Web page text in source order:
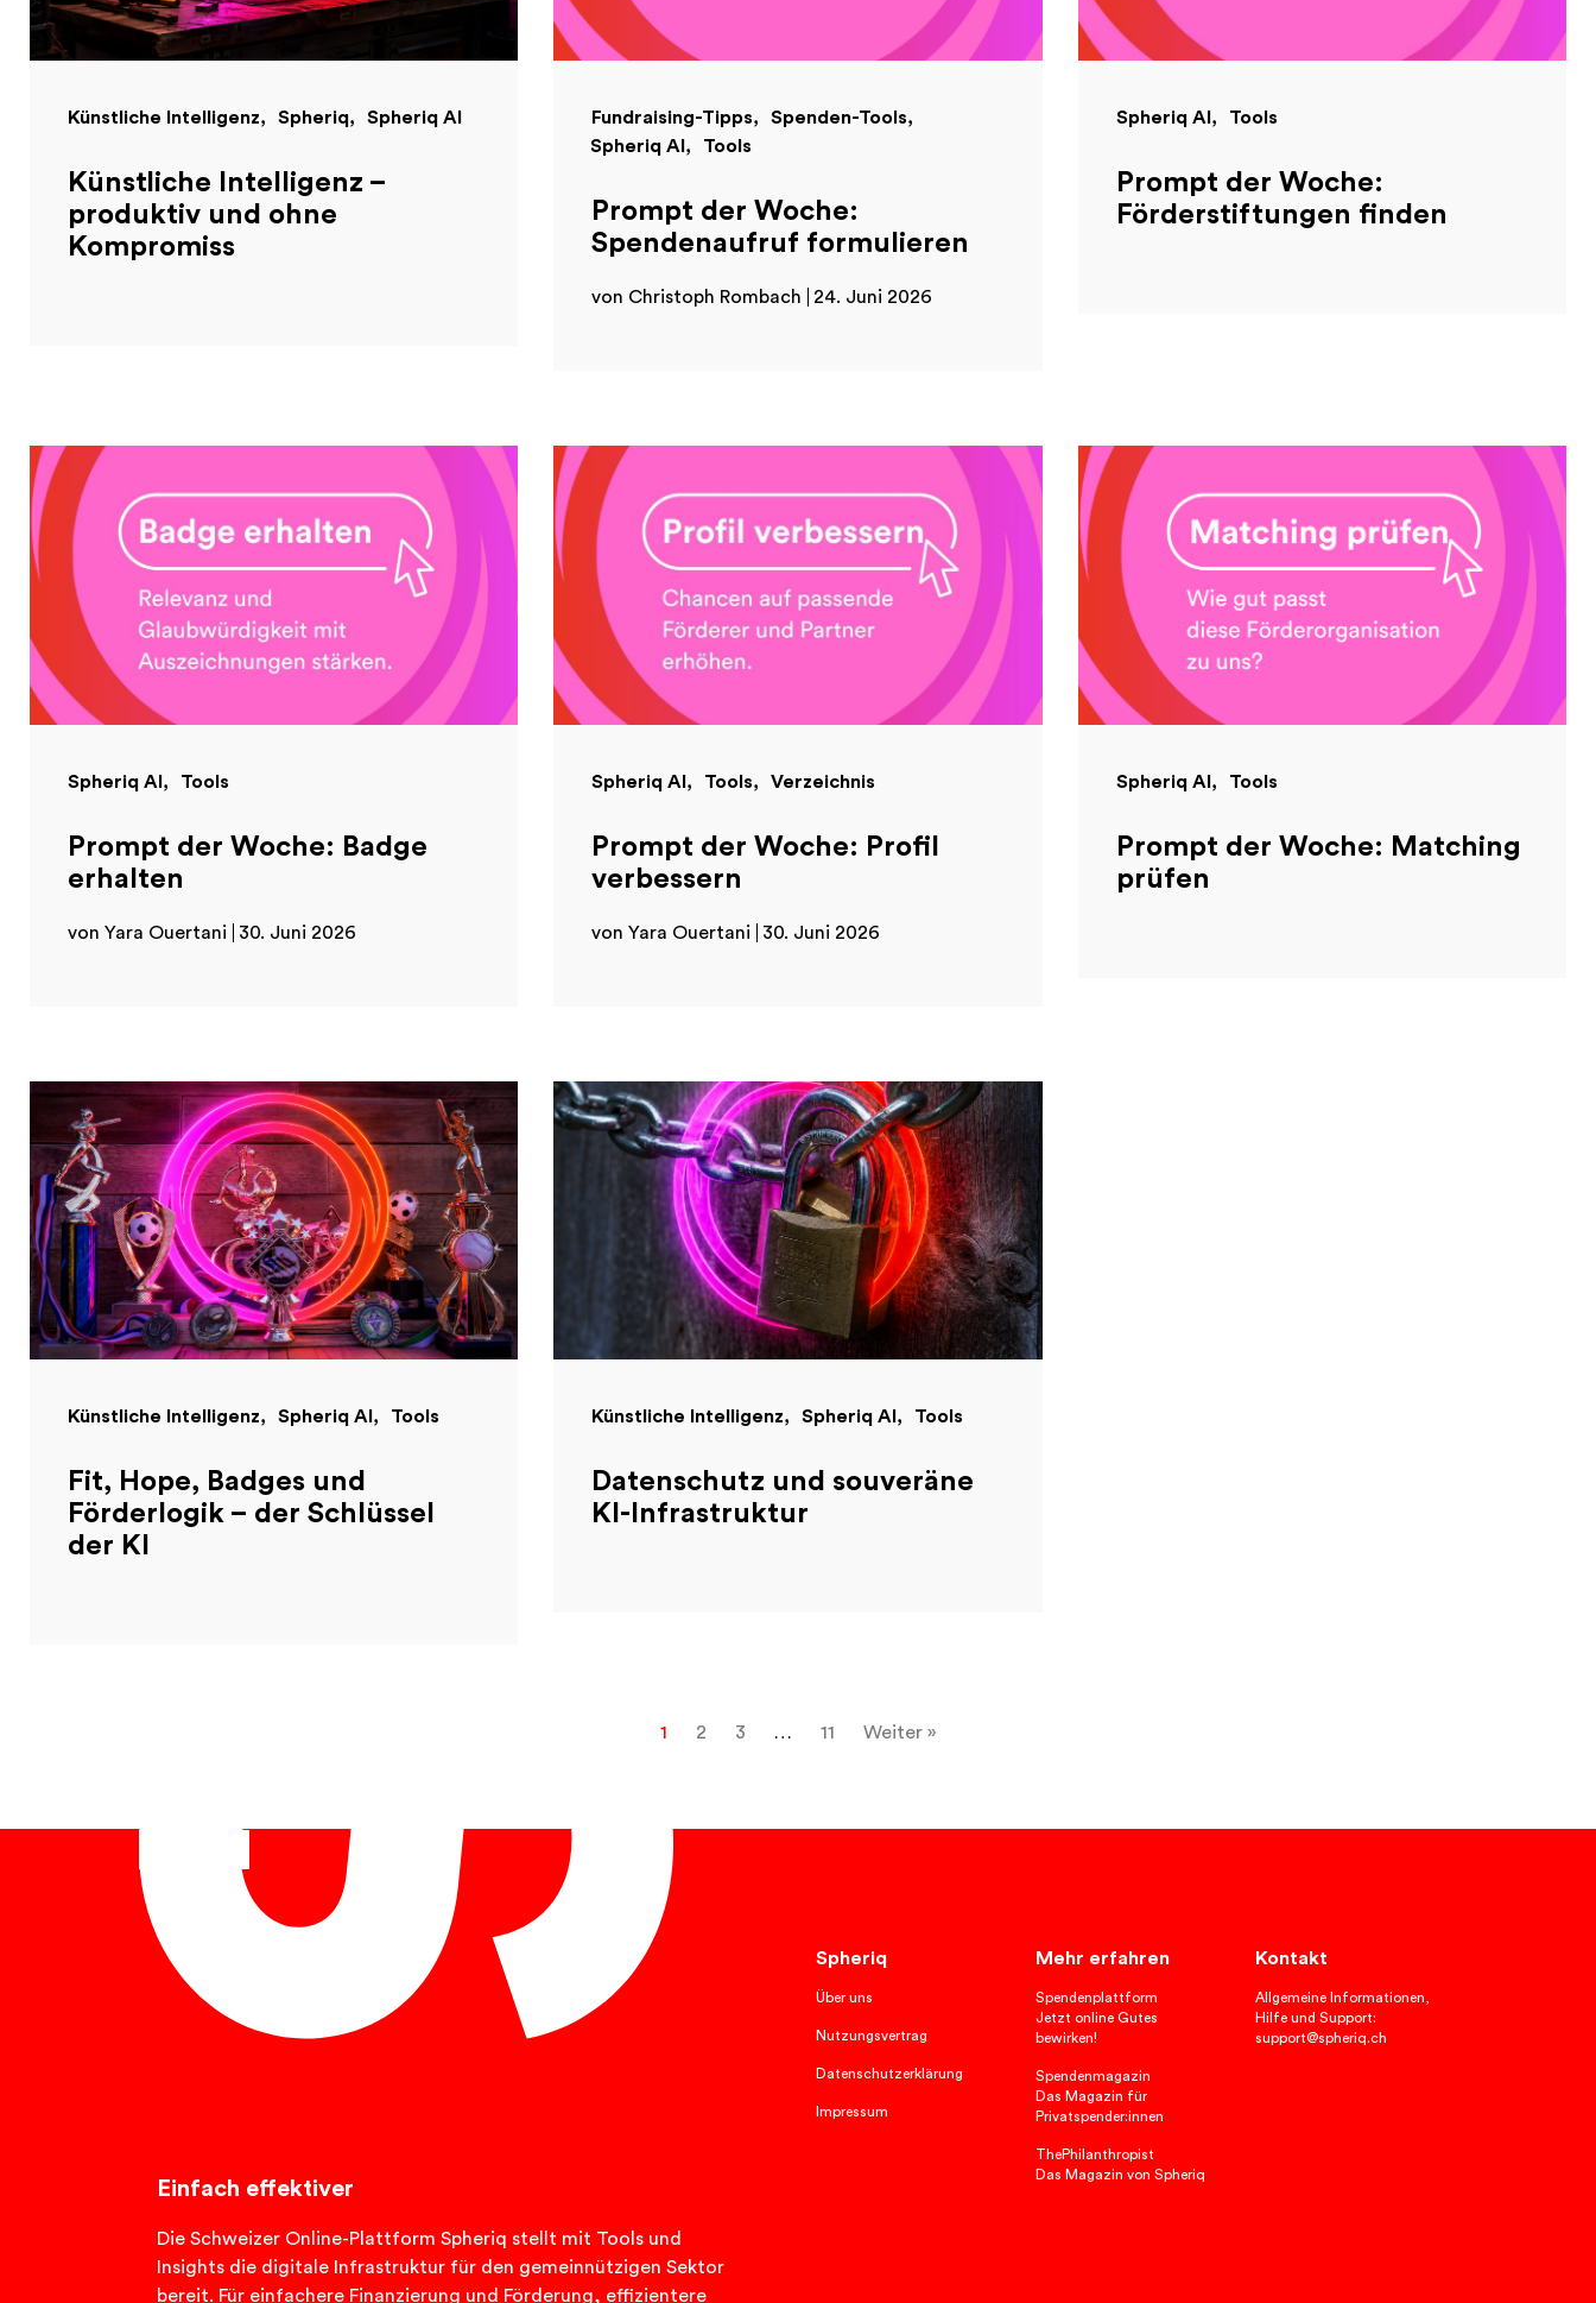
Künstliche Intelligenz Spheriq Spheriq AI
Künstliche Intelligenz –
produktiv und ohne
Kompromiss
Fundraising-Tipps
Spenden-Tools
Spheriq AI
Tools
Prompt der Woche:
Spendenaufruf formulieren
von Christoph Rombach 24. Juni 2026
Spheriq AI Tools
Prompt der Woche:
Förderstiftungen finden
Spheriq AI Tools
Prompt der Woche: Badge
erhalten
von Yara Ouertani 30. Juni 2026
Spheriq AI Tools Verzeichnis
Prompt der Woche: Profil
verbessern
von Yara Ouertani 30. Juni 2026
Spheriq AI Tools
Prompt der Woche: Matching
prüfen
Künstliche Intelligenz Spheriq AI Tools
Fit, Hope, Badges und
Förderlogik – der Schlüssel
der KI
Künstliche Intelligenz Spheriq AI Tools
Datenschutz und souveräne
KI-Infrastruktur
1 2 3 … 11 Weiter »
Spheriq
Über uns
Nutzungsvertrag
Datenschutzerklärung
Impressum
Mehr erfahren
Spendenplattform
Jetzt online Gutes
bewirken!
Spendenmagazin
Das Magazin für
Privatspender:innen
ThePhilanthropist
Das Magazin von Spheriq
Kontakt
Allgemeine Informationen,
Hilfe und Support:
support@spheriq.ch
Einfach effektiver
Die Schweizer Online-Plattform Spheriq stellt mit Tools und
Insights die digitale Infrastruktur für den gemeinnützigen Sektor
bereit. Für einfachere Finanzierung und Förderung, effizientere